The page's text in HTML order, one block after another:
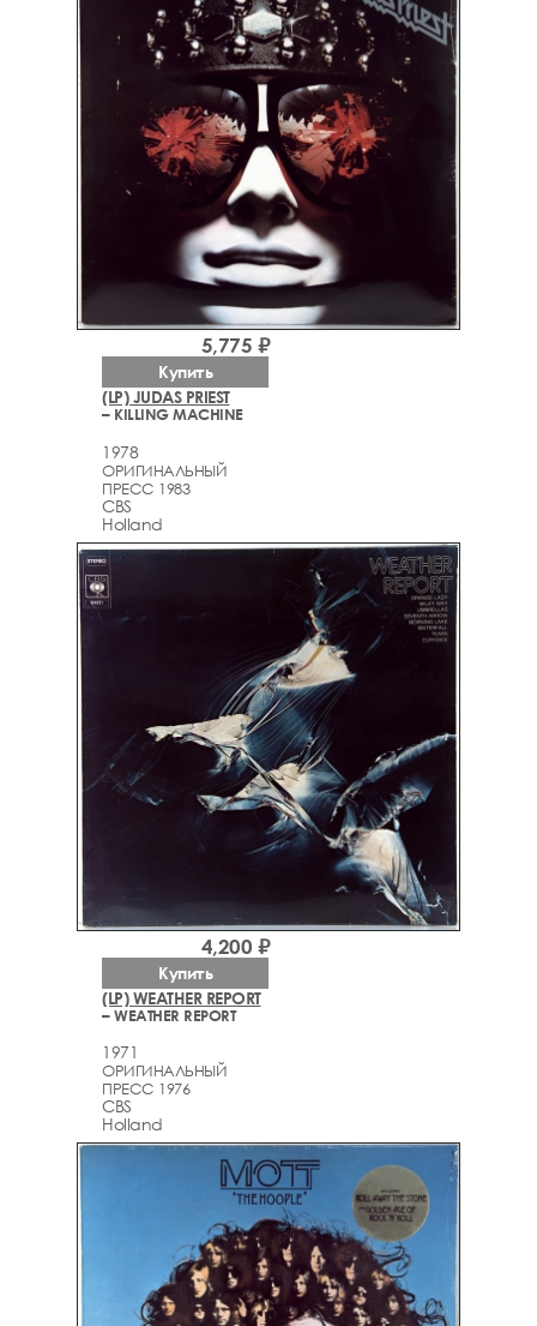
(LP) JUDAS PRIEST
– KILLING MACHINE
1978
ОРИГИНАЛЬНЫЙ
ПРЕСС 1983
CBS
Holland
5,775 ₽
Купить
(LP) WEATHER REPORT
– WEATHER REPORT
1971
ОРИГИНАЛЬНЫЙ
ПРЕСС 1976
CBS
Holland
4,200 ₽
Купить